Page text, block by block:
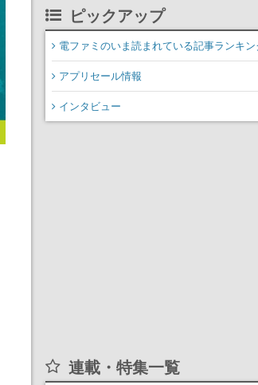
プ
ピックアップ
電ファミのいま読まれている記事ランキ
アプリセール情報
インタビュー
連載・特集一覧